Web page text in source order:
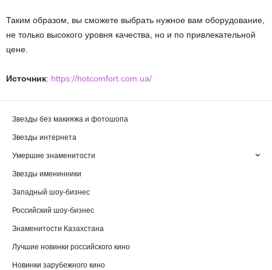
Таким образом, вы сможете выбрать нужное вам оборудование,
не только высокого уровня качества, но и по привлекательной
цене.
Источник: https://hotcomfort.com.ua/
Звезды без макияжа и фотошопа
Звезды интернета
Умершие знаменитости
Звезды именинники
Западный шоу-бизнес
Российский шоу-бизнес
Знаменитости Казахстана
Лучшие новинки российского кино
Новинки зарубежного кино